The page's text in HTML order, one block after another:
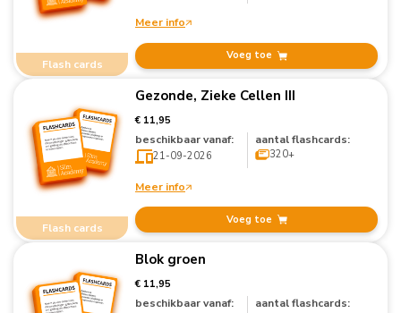
Flash cards
Meer info
Voeg toe
Flash cards
Gezonde, Zieke Cellen III
€ 11,95
beschikbaar vanaf:
21-09-2026
aantal flashcards:
320+
Meer info
Voeg toe
Blok groen
€ 11,95
beschikbaar vanaf: aantal flashcards: